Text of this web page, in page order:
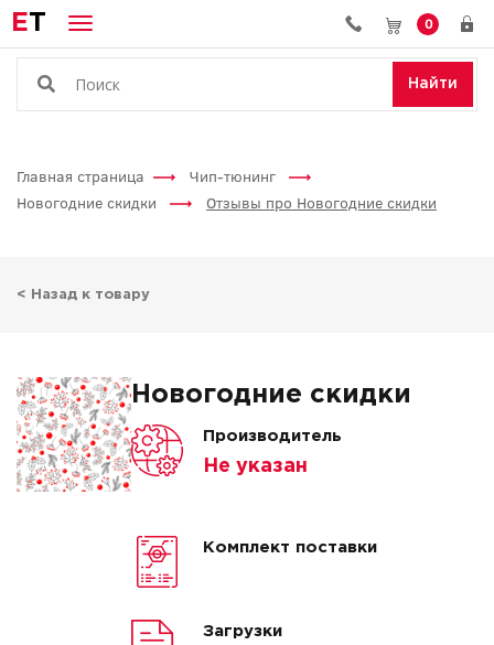
ET 0
Найти
Главная страница
Чип-тюнинг
Новогодние скидки
Отзывы про Новогодние скидки
< Назад к товару
Новогодние скидки
Производитель
Не указан
Комплект поставки
Загрузки